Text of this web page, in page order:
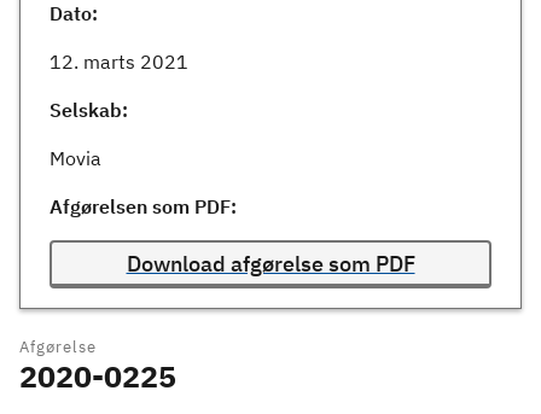
Dato:
12. marts 2021
Selskab:
Movia
Afgørelsen som PDF:
Download afgørelse som PDF
Afgørelse
2020-0225